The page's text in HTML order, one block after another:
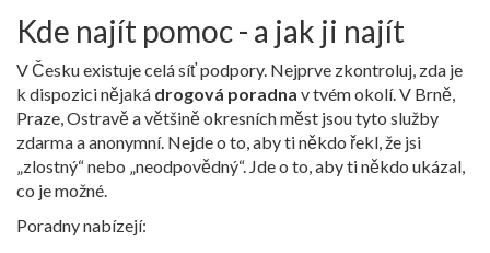
Kde najít pomoc - a jak ji najít
V Česku existuje celá síť podpory. Nejprve zkontroluj, zda je
k dispozici nějaká drogová poradna v tvém okolí. V Brně,
Praze, Ostravě a většině okresních měst jsou tyto služby
zdarma a anonymní. Nejde o to, aby ti někdo řekl, že jsi
„zlostný“ nebo „neodpovědný“. Jde o to, aby ti někdo ukázal,
co je možné.
Poradny nabízejí: